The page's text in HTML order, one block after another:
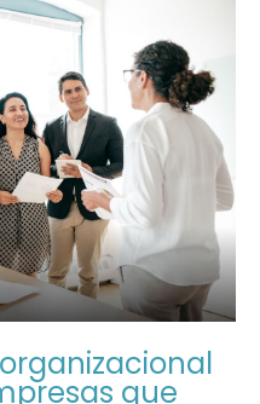
que